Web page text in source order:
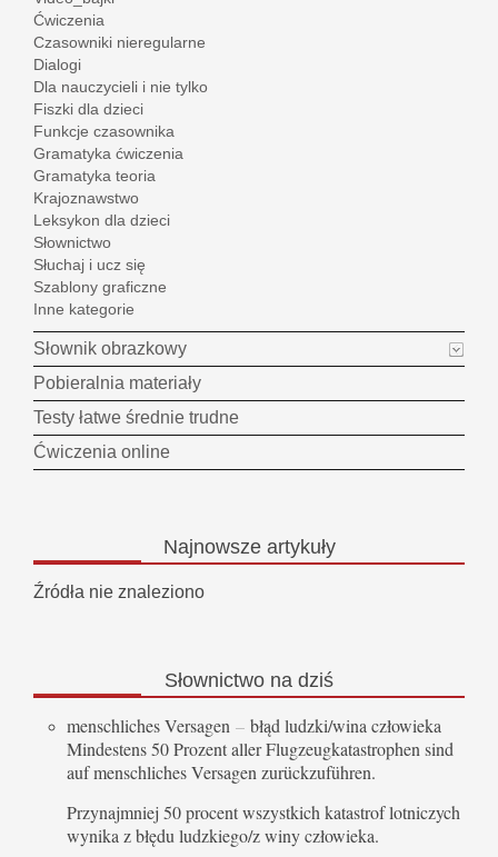
Ćwiczenia
Czasowniki nieregularne
Dialogi
Dla nauczycieli i nie tylko
Fiszki dla dzieci
Funkcje czasownika
Gramatyka ćwiczenia
Gramatyka teoria
Krajoznawstwo
Leksykon dla dzieci
Słownictwo
Słuchaj i ucz się
Szablony graficzne
Inne kategorie
Słownik obrazkowy
Pobieralnia materiały
Testy łatwe średnie trudne
Ćwiczenia online
Najnowszeartykuły
Źródła nie znaleziono
Słownictwo na dziś
menschliches Versagen – błąd ludzki/wina człowieka
Mindestens 50 Prozent aller Flugzeugkatastrophen sind
auf menschliches Versagen zurückzuführen.
Przynajmniej 50 procent wszystkich katastrof lotniczych
wynika z błędu ludzkiego/z winy człowieka.